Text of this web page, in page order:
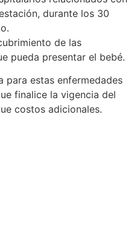
durante los 30
de las
pueda presentar el bebé.
para estas enfermedades
finalice la vigencia del
costos adicionales.